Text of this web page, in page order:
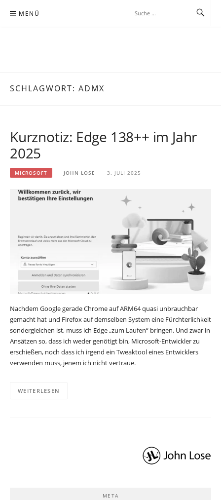
Inhalt MENÜ
SCHLAGWORT: ADMX
Kurznotiz: Edge 138++ im Jahr
2025
MICROSOFT JOHN LOSE 3. JULI 2025
Nachdem Google gerade Chrome auf ARM64 quasi unbrauchbar
gemacht hat und Firefox auf demselben System eine Fürchterlichkeit
sondergleichen ist, muss ich Edge „zum Laufen“ bringen. Und zwar in
Ansätzen so, dass ich weder genötigt bin, Microsoft-Entwickler zu
erschießen, noch dass ich irgend ein Tweaktool eines Entwicklers
verwenden muss, jenem ich nicht vertraue.
WEITERLESEN
META